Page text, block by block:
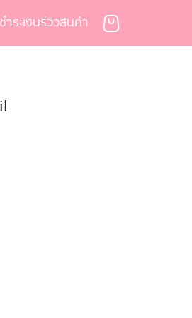
ำระเงินรีวิวสินค้า